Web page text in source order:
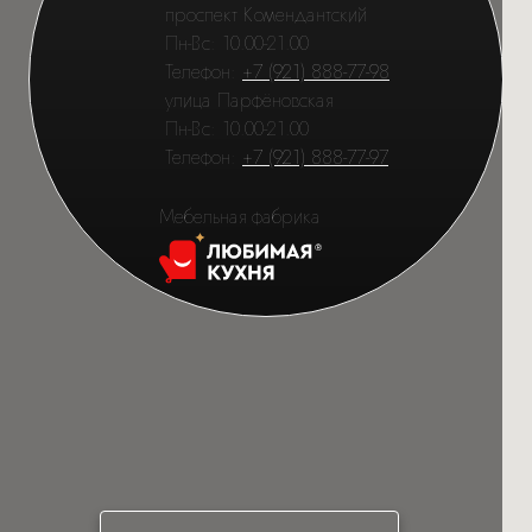
проспект Комендантский
Пн-Вс: 10.00-21.00
Телефон: +7 (921) 888-77-98
улица Парфёновская
Пн-Вс: 10.00-21.00
Телефон: +7 (921) 888-77-97
Мебельная фабрика